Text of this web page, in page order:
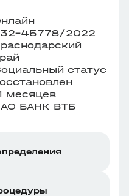
45778/2022
статус
месяцев
БАНК ВТБ